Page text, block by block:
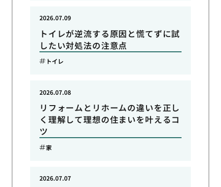
トイレが逆流する原因と慌てずに試
したい対処法の注意点
2026.07.09
トイレ
リフォームとリホームの違いを正し
く理解して理想の住まいを叶えるコ
ツ
2026.07.08
家
2026.07.07